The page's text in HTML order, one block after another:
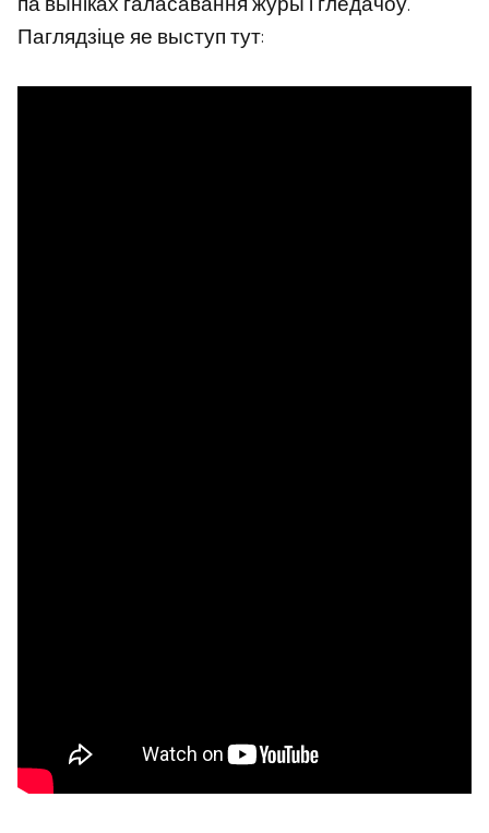
Паглядзіце яе выступ тут: